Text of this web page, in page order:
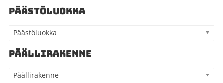
PÄÄSTÖLUOKKA
Päästöluokka
PÄÄLLIRAKENNE
Päällirakenne